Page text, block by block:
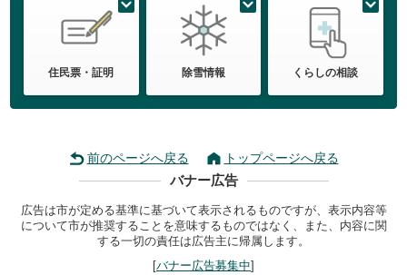
住民票・証明 除雪情報 くらしの相談
前のページへ戻る トップページへ戻る
バナー広告
広告は市が定める基準に基づいて表示されるものですが、表示内容等
について市が推奨することを意味するものではなく、また、内容に関
する一切の責任は広告主に帰属します。
[バナー広告募集中]